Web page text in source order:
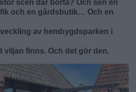
scen där borta? Och sen en
och en gårdsbutik… Och en
av hembygdsparken i
viljan finns. Och det gör den.